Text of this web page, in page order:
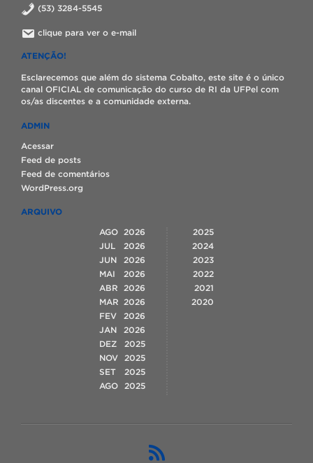
(53) 3284-5545
clique para ver o e-mail
ATENÇÃO!
Esclarecemos que além do sistema Cobalto, este site é o único
canal OFICIAL de comunicação do curso de RI da UFPel com
os/as discentes e a comunidade externa.
ADMIN
Acessar
Feed de posts
Feed de comentários
WordPress.org
ARQUIVO
AGO
2026
JUL
2026
JUN
2026
MAI
2026
ABR
2026
MAR
2026
FEV
2026
JAN
2026
DEZ
2025
NOV
2025
SET
2025
AGO
2025
2025
2024
2023
2022
2021
2020